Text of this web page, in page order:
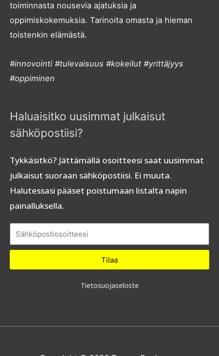
toiminnasta nousevia ajatuksia ja
oppimiskokemuksia. Tarinoita omasta ja hieman
toistenkin elämästä.
#innovointi #tulevaisuus #kokeilut #yrittäjyys
#oppiminen
Haluaisitko uusimmat julkaisut
sähköpostiisi?
Tykkäsitkö? Jättämällä osoitteesi saat uusimmat
julkaisut suoraan sähköpostiisi. Ei muuta.
Halutessasi pääset poistumaan listalta napin
painalluksella.
Tilaa
Tietosuojaseloste